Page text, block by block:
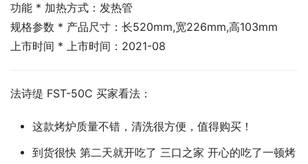
功能 * 加热方式：发热管
规格参数 * 产品尺寸：长520mm,宽226mm,高103mm
上市时间 * 上市时间：2021-08
法诗缇 FST-50C 买家看法：
这款烤炉质量不错，清洗很方便，值得购买！
到货很快 第二天就开吃了 三口之家 开心的吃了一顿烤